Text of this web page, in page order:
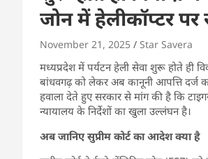
जोन में हेलीकॉप्टर
November 21, 2025 Star Savera
मध्यप्रदेश में पर्यटन हेली सेवा शुरू होते ही
बांधवगढ़ को लेकर अब कानूनी आपत्ति दर्ज
हवाला देते हुए सरकार से मांग की है कि
न्यायालय के निर्देशों का खुला उल्लंघन है।
अब जानिए सुप्रीम कोर्ट का आदेश क्या है